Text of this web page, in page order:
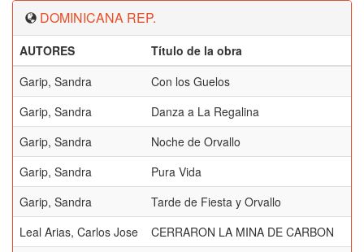
DOMINICANA REP.
AUTORES
Título de la obra
Garip, Sandra
Con los Guelos
Garip, Sandra
Danza a La Regalina
Garip, Sandra
Noche de Orvallo
Garip, Sandra
Pura Vida
Garip, Sandra
Tarde de Fiesta y Orvallo
Leal Arias, Carlos Jose
CERRARON LA MINA DE CARBON